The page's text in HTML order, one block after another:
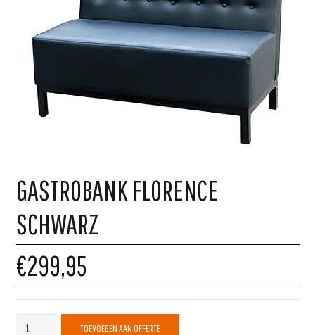
GASTROBANK FLORENCE
SCHWARZ
€299,95
Gastrobank
TOEVOEGEN AAN OFFERTE